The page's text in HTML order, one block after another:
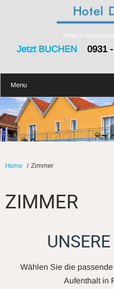
Hotel in
Jetzt BUCHEN0931
Menu
Home / Zimmer
ZIMMER
Wählen Sie die
Aufenthalt in